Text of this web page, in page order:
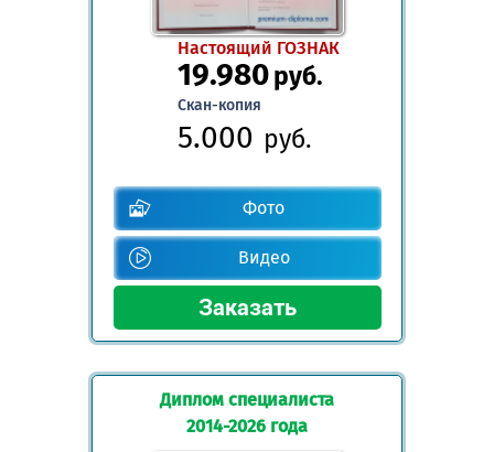
Настоящий ГОЗНАК
19.980руб.
Скан-копия
5.000 руб.
Фото
Видео
Диплом специалиста
2014-2026 года